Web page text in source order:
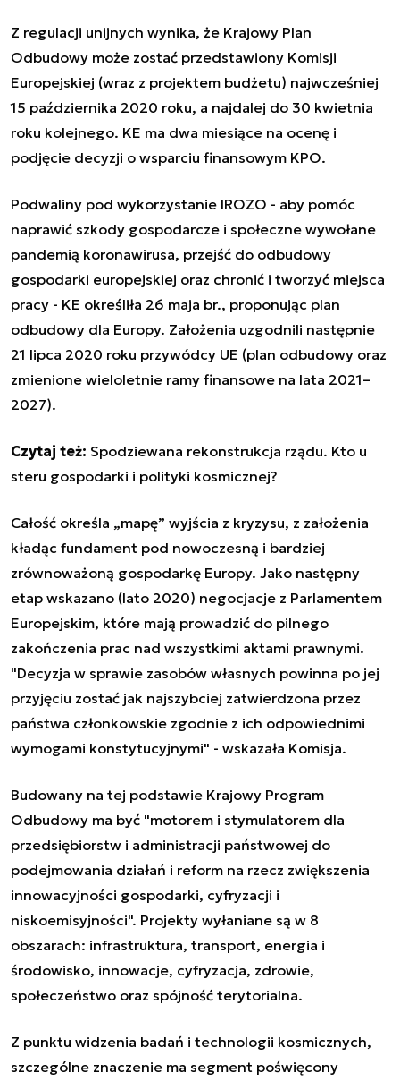
Z regulacji unijnych wynika, że Krajowy Plan
Odbudowy może zostać przedstawiony Komisji
Europejskiej (wraz z projektem budżetu) najwcześniej
15 października 2020 roku, a najdalej do 30 kwietnia
roku kolejnego. KE ma dwa miesiące na ocenę i
podjęcie decyzji o wsparciu finansowym KPO.
Podwaliny pod wykorzystanie IROZO - aby pomóc
naprawić szkody gospodarcze i społeczne wywołane
pandemią koronawirusa, przejść do odbudowy
gospodarki europejskiej oraz chronić i tworzyć miejsca
pracy - KE określiła 26 maja br., proponując plan
odbudowy dla Europy. Założenia uzgodnili następnie
21 lipca 2020 roku przywódcy UE (plan odbudowy oraz
zmienione wieloletnie ramy finansowe na lata 2021–
2027).
Czytaj też: Spodziewana rekonstrukcja rządu. Kto u
steru gospodarki i polityki kosmicznej?
Całość określa „mapę” wyjścia z kryzysu, z założenia
kładąc fundament pod nowoczesną i bardziej
zrównoważoną gospodarkę Europy. Jako następny
etap wskazano (lato 2020) negocjacje z Parlamentem
Europejskim, które mają prowadzić do pilnego
zakończenia prac nad wszystkimi aktami prawnymi.
"Decyzja w sprawie zasobów własnych powinna po jej
przyjęciu zostać jak najszybciej zatwierdzona przez
państwa członkowskie zgodnie z ich odpowiednimi
wymogami konstytucyjnymi" - wskazała Komisja.
Budowany na tej podstawie Krajowy Program
Odbudowy ma być "motorem i stymulatorem dla
przedsiębiorstw i administracji państwowej do
podejmowania działań i reform na rzecz zwiększenia
innowacyjności gospodarki, cyfryzacji i
niskoemisyjności". Projekty wyłaniane są w 8
obszarach: infrastruktura, transport, energia i
środowisko, innowacje, cyfryzacja, zdrowie,
społeczeństwo oraz spójność terytorialna.
Z punktu widzenia badań i technologii kosmicznych,
szczególne znaczenie ma segment poświęcony